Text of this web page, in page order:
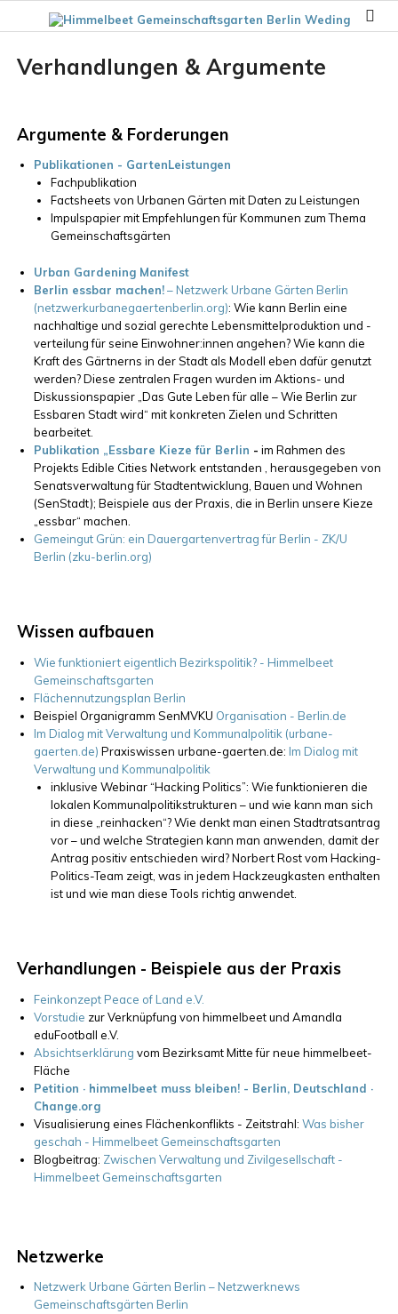
Verhandlungen & Argumente
Argumente & Forderungen
Publikationen - GartenLeistungen
Fachpublikation
Factsheets von Urbanen Gärten mit Daten zu Leistungen
Impulspapier mit Empfehlungen für Kommunen zum Thema
Gemeinschaftsgärten
Urban Gardening Manifest
Berlin essbar machen!– Netzwerk Urbane Gärten Berlin
(netzwerkurbanegaertenberlin.org): Wie kann Berlin eine
nachhaltige und sozial gerechte Lebensmittelproduktion und -
verteilung für seine Einwohner:innen angehen? Wie kann die
Kraft des Gärtnerns in der Stadt als Modell eben dafür genutzt
werden? Diese zentralen Fragen wurden im Aktions- und
Diskussionspapier „Das Gute Leben für alle – Wie Berlin zur
Essbaren Stadt wird“ mit konkreten Zielen und Schritten
bearbeitet.
Publikation „Essbare Kieze für Berlin - im Rahmen des
Projekts Edible Cities Network entstanden , herausgegeben von
Senatsverwaltung für Stadtentwicklung, Bauen und Wohnen
(SenStadt); Beispiele aus der Praxis , die in Berlin unsere Kieze
„essbar“ machen.
Gemeingut Grün: ein Dauergartenvertrag für Berlin - ZK/U
Berlin (zku-berlin.org)
Wissen aufbauen
Wie funktioniert eigentlich Bezirkspolitik? - Himmelbeet
Gemeinschaftsgarten
Flächennutzungsplan Berlin
Beispiel Organigramm SenMVKU Organisation - Berlin.de
Im Dialog mit Verwaltung und Kommunalpolitik (urbane-
gaerten.de) Praxiswissen urbane-gaerten.de: Im Dialog mit
Verwaltung und Kommunalpolitik
inklusive Webinar “Hacking Politics”: Wie funktionieren die
lokalen Kommunalpolitikstrukturen – und wie kann man sich
in diese „reinhacken“? Wie denkt man einen Stadtratsantrag
vor – und welche Strategien kann man anwenden, damit der
Antrag positiv entschieden wird? Norbert Rost vom Hacking-
Politics-Team zeigt, was in jedem Hackzeugkasten enthalten
ist und wie man diese Tools richtig anwendet.
Verhandlungen - Beispiele aus der Praxis
Feinkonzept Peace of Land e.V.
Vorstudie zur Verknüpfung von himmelbeet und Amandla
eduFootball e.V.
Absichtserklärung vom Bezirksamt Mitte für neue himmelbeet-
Fläche
Petition · himmelbeet muss bleiben! - Berlin, Deutschland ·
Change.org
Visualisierung eines Flächenkonflikts - Zeitstrahl: Was bisher
geschah - Himmelbeet Gemeinschaftsgarten
Blogbeitrag: Zwischen Verwaltung und Zivilgesellschaft -
Himmelbeet Gemeinschaftsgarten
Netzwerke
Netzwerk Urbane Gärten Berlin – Netzwerknews
Gemeinschaftsgärten Berlin